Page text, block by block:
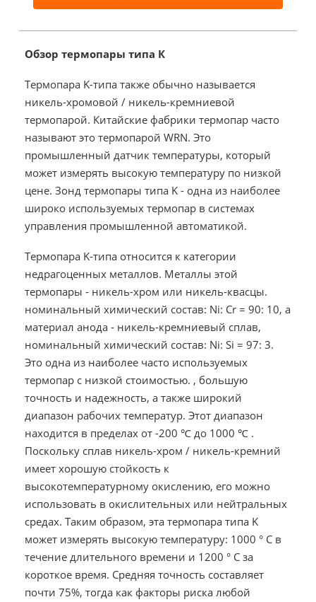
Обзор термопары типа К
Термопара K-типа также обычно называется
никель-хромовой / никель-кремниевой
термопарой. Китайские фабрики термопар часто
называют это термопарой WRN. Это
промышленный датчик температуры, который
может измерять высокую температуру по низкой
цене. Зонд термопары типа K - одна из наиболее
широко используемых термопар в системах
управления промышленной автоматикой.
Термопара K-типа относится к категории
недрагоценных металлов. Металлы этой
термопары - никель-хром или никель-квасцы.
номинальный химический состав: Ni: Cr = 90: 10, а
материал анода - никель-кремниевый сплав,
номинальный химический состав: Ni: Si = 97: 3.
Это одна из наиболее часто используемых
термопар с низкой стоимостью. , большую
точность и надежность, а также широкий
диапазон рабочих температур. Этот диапазон
находится в пределах от -200 ℃ до 1000 ℃ .
Поскольку сплав никель-хром / никель-кремний
имеет хорошую стойкость к
высокотемпературному окислению, его можно
использовать в окислительных или нейтральных
средах. Таким образом, эта термопара типа K
может измерять высокую температуру: 1000 ° C в
течение длительного времени и 1200 ° C за
короткое время. Средняя точность составляет
почти 75%, тогда как факторы риска любой